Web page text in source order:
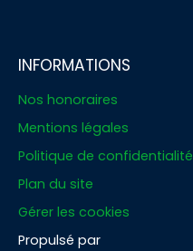
INFORMATIONS
Nos honoraires
Mentions légales
Politique de confidentialité
Plan du site
Gérer les cookies
Propulsé par